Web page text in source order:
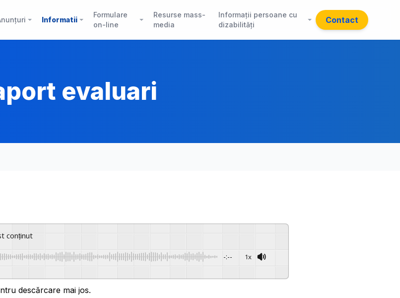
Informatii
Formulare
on-line
Resurse mass-
media
Informații persoane cu
dizabilități
Contact
evaluari
conținut
-:-- 1x
descărcare mai jos.